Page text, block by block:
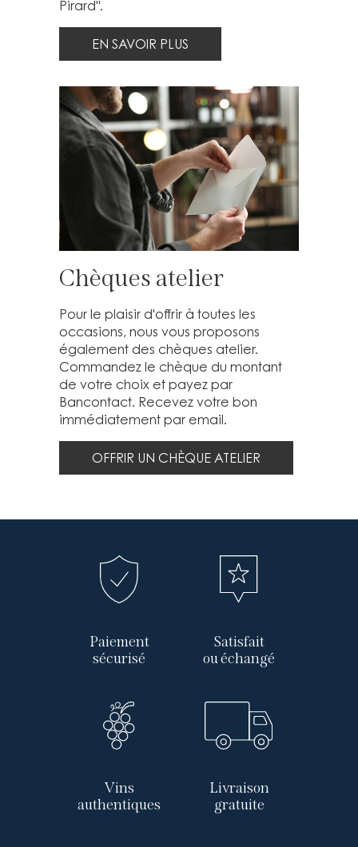
Pirard".
EN SAVOIR PLUS
Chèques atelier
Pour le plaisir d'offrir à toutes les
occasions, nous vous proposons
également des chèques atelier.
Commandez le chèque du montant
de votre choix et payez par
Bancontact. Recevez votre bon
immédiatement par email.
OFFRIR UN CHÈQUE ATELIER
Paiement
sécurisé
Satisfait
ou échangé
Vins
authentiques
Livraison
gratuite